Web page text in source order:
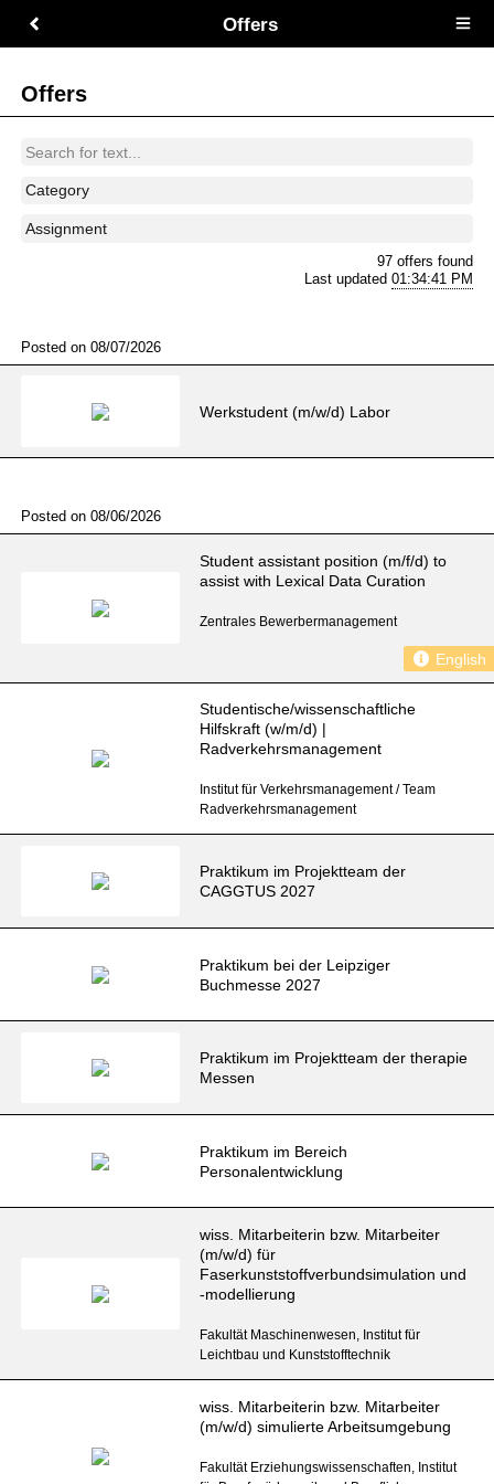
Offers
Open
Offers
Category
Assignment
97 offers found
Last updated01:34:41 PM
Posted on 08/07/2026
​Werkstudent (m/w/d) Labor​
Posted on 08/06/2026
Student assistant position (m/f/d) to
assist with Lexical Data Curation
Zentrales Bewerbermanagement
English
Studentische/wissenschaftliche
Hilfskraft (w/m/d) |
Radverkehrsmanagement
Institut für Verkehrsmanagement / Team
Radverkehrsmanagement
Praktikum im Projektteam der
CAGGTUS 2027
Praktikum bei der Leipziger
Buchmesse 2027
Praktikum im Projektteam der therapie
Messen
Praktikum im Bereich
Personalentwicklung
wiss. Mitarbeiterin bzw. Mitarbeiter
(m/w/d) für
Faserkunststoffverbundsimulation und
-modellierung
Fakultät Maschinenwesen, Institut für
Leichtbau und Kunststofftechnik
wiss. Mitarbeiterin bzw. Mitarbeiter
(m/w/d) simulierte Arbeitsumgebung
Fakultät Erziehungswissenschaften, Institut